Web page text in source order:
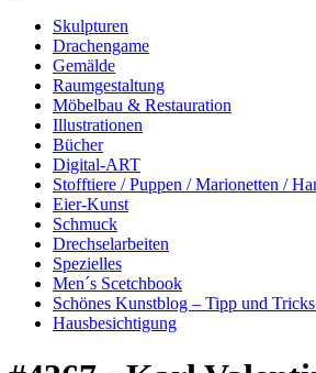
Skulpturen
Drachengame
Gemälde
Raumgestaltung
Möbelbau & Restauration
Illustrationen
Bücher
Digital-ART
Stofftiere / Puppen / Marionetten /
Eier-Kunst
Schmuck
Drechselarbeiten
Spezielles
Men´s Scetchbook
Schönes Kunstblog – Tipp und
Hausbesichtigung